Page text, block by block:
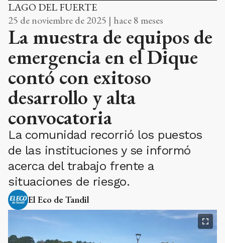
LAGO DEL FUERTE
25 de noviembre de 2025 | hace 8 meses
La muestra de equipos de
emergencia en el Dique
contó con exitoso
desarrollo y alta
convocatoria
La comunidad recorrió los puestos
de las instituciones y se informó
acerca del trabajo frente a
situaciones de riesgo.
El Eco de Tandil